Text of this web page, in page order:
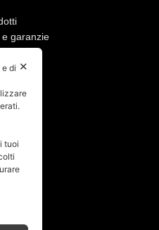
garanzie
✕
di
tuoi